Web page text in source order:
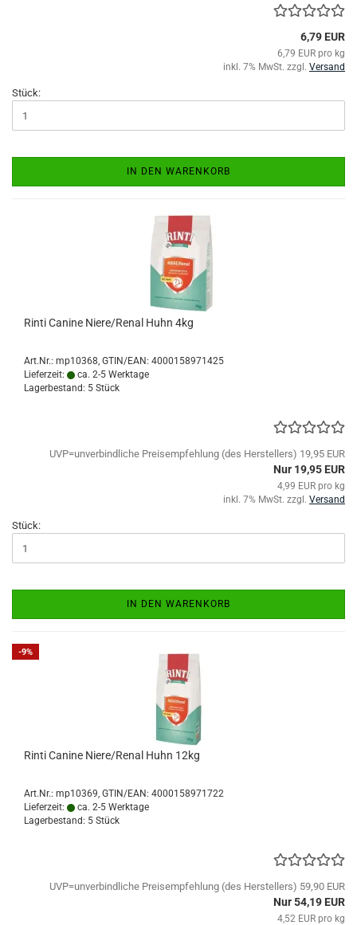
6,79 EUR
6,79 EUR pro kg
inkl. 7% MwSt. zzgl. Versand
Stück:
IN DEN WARENKORB
Rinti Canine Niere/Renal Huhn 4kg
Art.Nr.: mp10368 GTIN/EAN: 4000158971425
Lieferzeit:
ca. 2-5 Werktage
Lagerbestand: 5 Stück
UVP=unverbindliche Preisempfehlung (des Herstellers) 19,95 EUR
Nur 19,95 EUR
4,99 EUR pro kg
inkl. 7% MwSt. zzgl. Versand
Stück:
IN DEN WARENKORB
-9%
Rinti Canine Niere/Renal Huhn 12kg
Art.Nr.: mp10369 GTIN/EAN: 4000158971722
Lieferzeit:
ca. 2-5 Werktage
Lagerbestand: 5 Stück
UVP=unverbindliche Preisempfehlung (des Herstellers) 59,90 EUR
Nur 54,19 EUR
4,52 EUR pro kg